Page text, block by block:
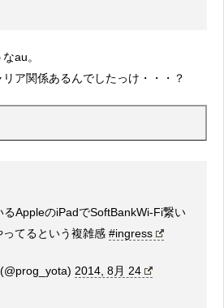
au。
ア関係あるんでしたっけ・・・？
AppleのiPadでSoftBankWi-Fi繋い
てるという複雑感 #ingress
2014, 8月 24